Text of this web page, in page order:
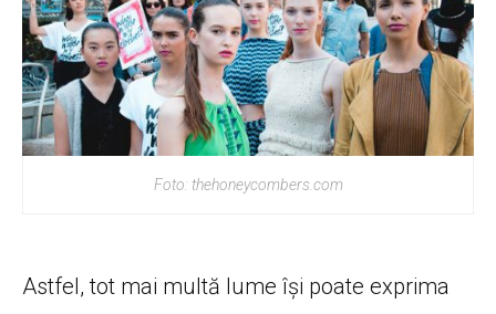
Foto: thehoneycombers.com
Astfel, tot mai multă lume își poate exprima